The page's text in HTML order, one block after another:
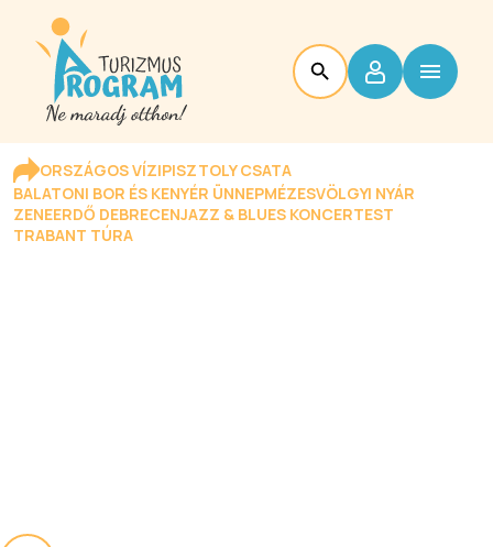
ORSZÁGOS VÍZIPISZTOLY CSATA
BALATONI BOR ÉS KENYÉR ÜNNEPMÉZESVÖLGYI NYÁR
ZENEERDŐ DEBRECENJAZZ & BLUES KONCERTEST
TRABANT TÚRA